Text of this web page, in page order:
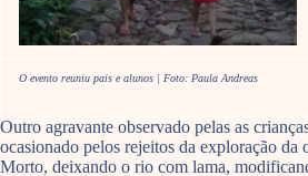
O evento reuniu pais e alunos | Foto: Paula Andreas
Outro agravante observado pelas as
ocasionado pelos rejeitos da exploração
Morto, deixando o rio com lama,